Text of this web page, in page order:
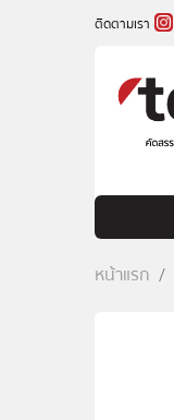
ติดตามเรา
หน้าแรก